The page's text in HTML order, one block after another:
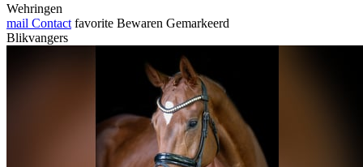
Wehringen
mail Contact favorite Bewaren Gemarkeerd
Blikvangers